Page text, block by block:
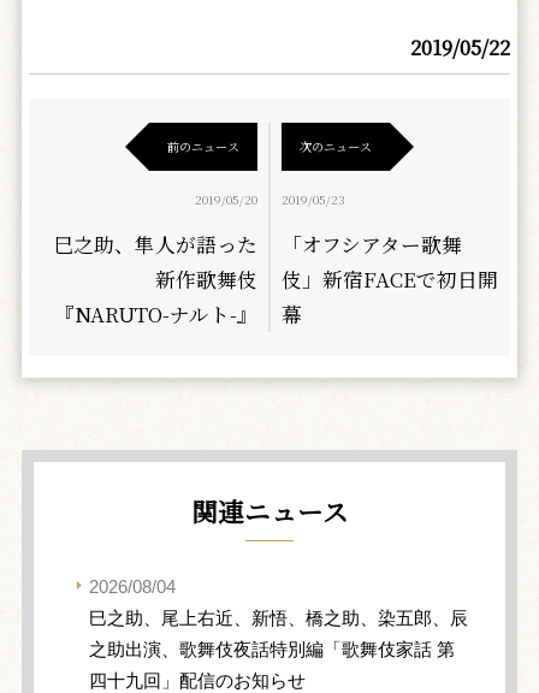
2019/05/22
前のニュース
2019/05/20
巳之助、隼人が語った
新作歌舞伎
『NARUTO-ナルト-』
次のニュース
2019/05/23
「オフシアター歌舞
伎」新宿FACEで初日開
幕
関連ニュース
2026/08/04
巳之助、尾上右近、新悟、橋之助、染五郎、辰
之助出演、歌舞伎夜話特別編「歌舞伎家話 第
四十九回」配信のお知らせ